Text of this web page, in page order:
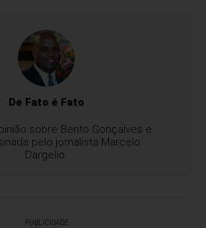
De Fato é Fato
sobre Bento Gonçalves e
pelo jornalista Marcelo
Dargelio.
PUBLICIDADE